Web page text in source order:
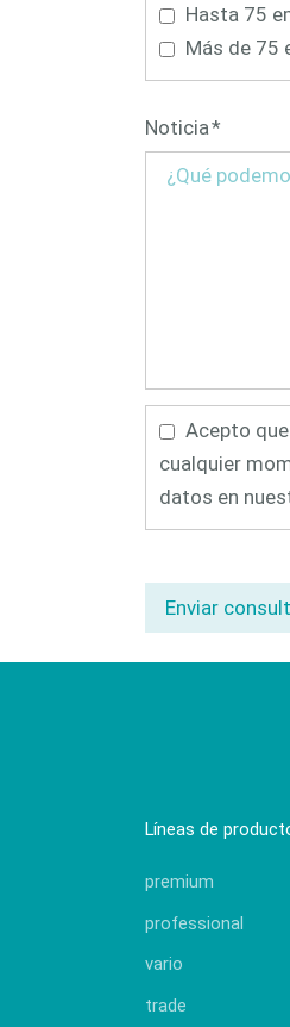
Hasta 75
Más de 75
Campo
obligatorio
Noticia*
Acepto
cualquier
datos en
Enviar
Líneas de
premium
professional
vario
trade